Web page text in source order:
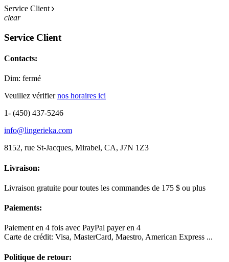
Service Client
clear
Service Client
Contacts:
Dim: fermé
Veuillez vérifiernos horaires ici
1- (450) 437-5246
info@lingerieka.com
8152, rue St-Jacques, Mirabel, CA, J7N 1Z3
Livraison:
Livraison gratuite pour toutes les commandes de 175 $ ou plus
Paiements:
Paiement en 4 fois avec PayPal payer en 4
Carte de crédit: Visa, MasterCard, Maestro, American Express ...
Politique de retour: